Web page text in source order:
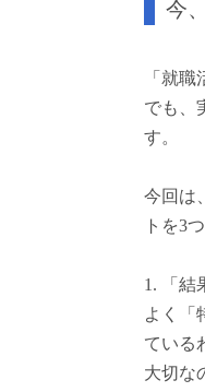
今
「就
でも、
す。
今回は
トを3
1. 「結
よく「
ている
大切な